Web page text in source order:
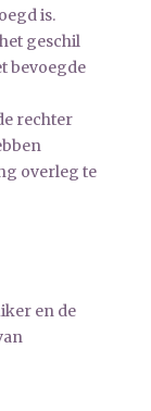
is.
geschil
bevoegde
rechter
overleg te
en de